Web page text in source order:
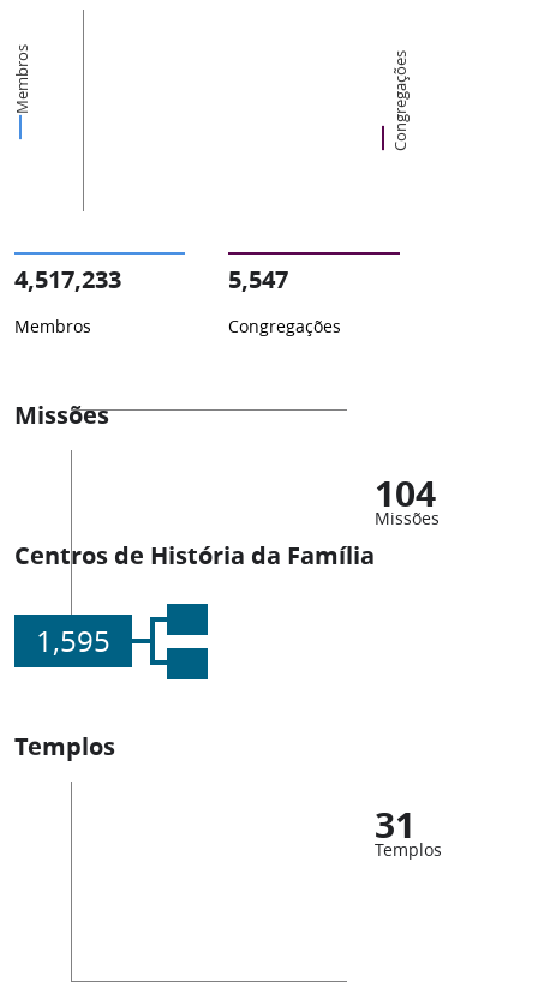
Membros Congregações
4,517,233
Membros
5,547
Congregações
Missões
104
Missões
Centros de História da Família
1,595
Templos
31
Templos